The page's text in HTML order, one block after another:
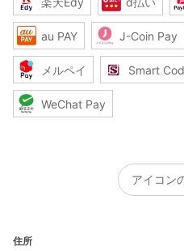
au PAY J-Coin Pay
メルペイ Smart
WeChat Pay
アイコン
住所